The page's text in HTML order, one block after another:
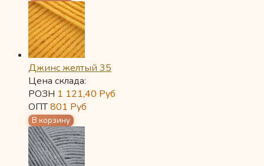
Джинс желтый 35
Цена склада:
РОЗН 1 121,40 Руб
ОПТ801 Руб